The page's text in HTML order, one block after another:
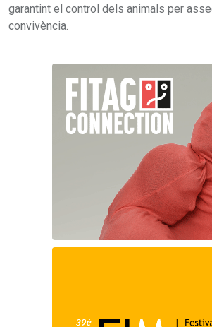
garantint el control dels animals per
convivència.